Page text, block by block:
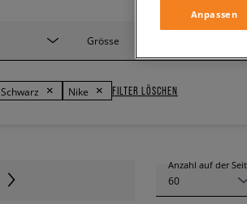
Anzahl auf der
60
Grösse
Schwarz Nike FILTER LÖSCHEN
Anpassen